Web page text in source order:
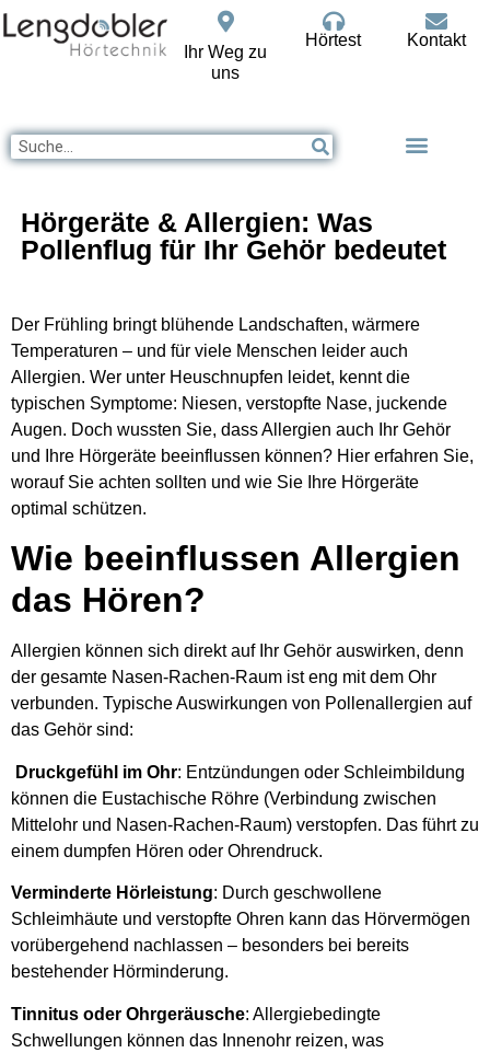
Ihr Weg zu
uns
Hörtest Kontakt
Hörgeräte & Allergien: Was
Pollenflug für Ihr Gehör bedeutet
Der Frühling bringt blühende Landschaften, wärmere
Temperaturen – und für viele Menschen leider auch
Allergien. Wer unter Heuschnupfen leidet, kennt die
typischen Symptome: Niesen, verstopfte Nase, juckende
Augen. Doch wussten Sie, dass Allergien auch Ihr Gehör
und Ihre Hörgeräte beeinflussen können? Hier erfahren Sie,
worauf Sie achten sollten und wie Sie Ihre Hörgeräte
optimal schützen.
Wie beeinflussen Allergien
das Hören?
Allergien können sich direkt auf Ihr Gehör auswirken, denn
der gesamte Nasen-Rachen-Raum ist eng mit dem Ohr
verbunden. Typische Auswirkungen von Pollenallergien auf
das Gehör sind:
Druckgefühl im Ohr: Entzündungen oder Schleimbildung
können die Eustachische Röhre (Verbindung zwischen
Mittelohr und Nasen-Rachen-Raum) verstopfen. Das führt zu
einem dumpfen Hören oder Ohrendruck.
Verminderte Hörleistung: Durch geschwollene
Schleimhäute und verstopfte Ohren kann das Hörvermögen
vorübergehend nachlassen – besonders bei bereits
bestehender Hörminderung.
Tinnitus oder Ohrgeräusche: Allergiebedingte
Schwellungen können das Innenohr reizen, was